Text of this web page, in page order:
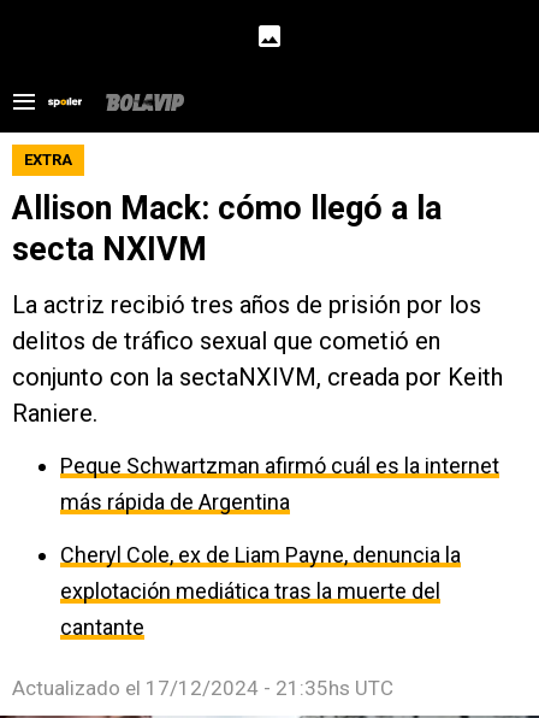
EXTRA
Allison Mack: cómo llegó a la
secta NXIVM
La actriz recibió tres años de prisión por los
delitos de tráfico sexual que cometió en
conjunto con la sectaNXIVM, creada por Keith
Raniere.
Peque Schwartzman afirmó cuál es la internet
más rápida de Argentina
Cheryl Cole, ex de Liam Payne, denuncia la
explotación mediática tras la muerte del
cantante
Actualizado el 17/12/2024 - 21:35hs UTC